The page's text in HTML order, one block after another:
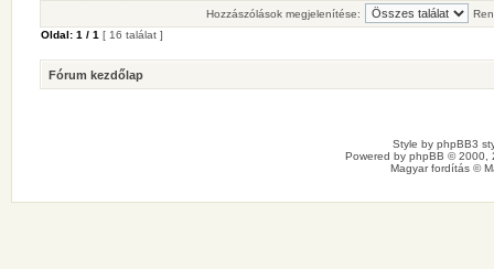
Hozzászólások megjelenítése:
Oldal: 1 / 1 [ 16 találat ]
Fórum kezdőlap
Style by phpBB3
Powered by phpBB © 2000,
Magyar fordítás ©